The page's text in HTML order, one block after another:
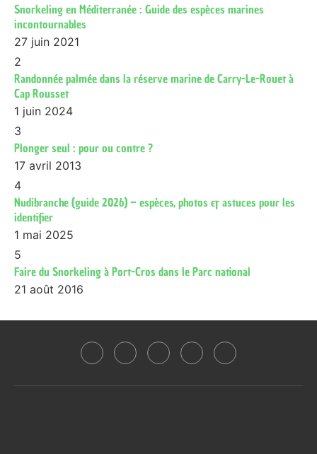
Snorkeling en Méditerranée : Guide des espèces marines
incontournables
27 juin 2021
2
Randonnée palmée dans la réserve marine de Carry-Le-Rouet à
Cap Rousset
1 juin 2024
3
Plonger seul : pour ou contre ?
17 avril 2013
4
Nudibranche (guide 2026) – espèces, photos & astuces pour les
identifier
1 mai 2025
5
Faire du Snorkeling à Port-Cros dans le Parc national
21 août 2016